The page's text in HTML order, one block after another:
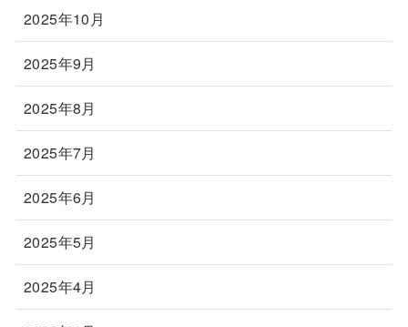
2025年10月
2025年9月
2025年8月
2025年7月
2025年6月
2025年5月
2025年4月